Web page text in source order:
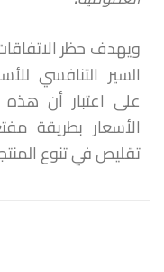
ويهدف حظر
السير التنافسي
على اعتبار أن
الأسعار بطريقة
تقليص في تنوع